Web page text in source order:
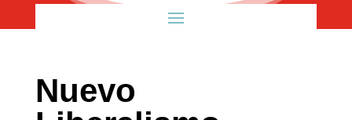
Nuevo